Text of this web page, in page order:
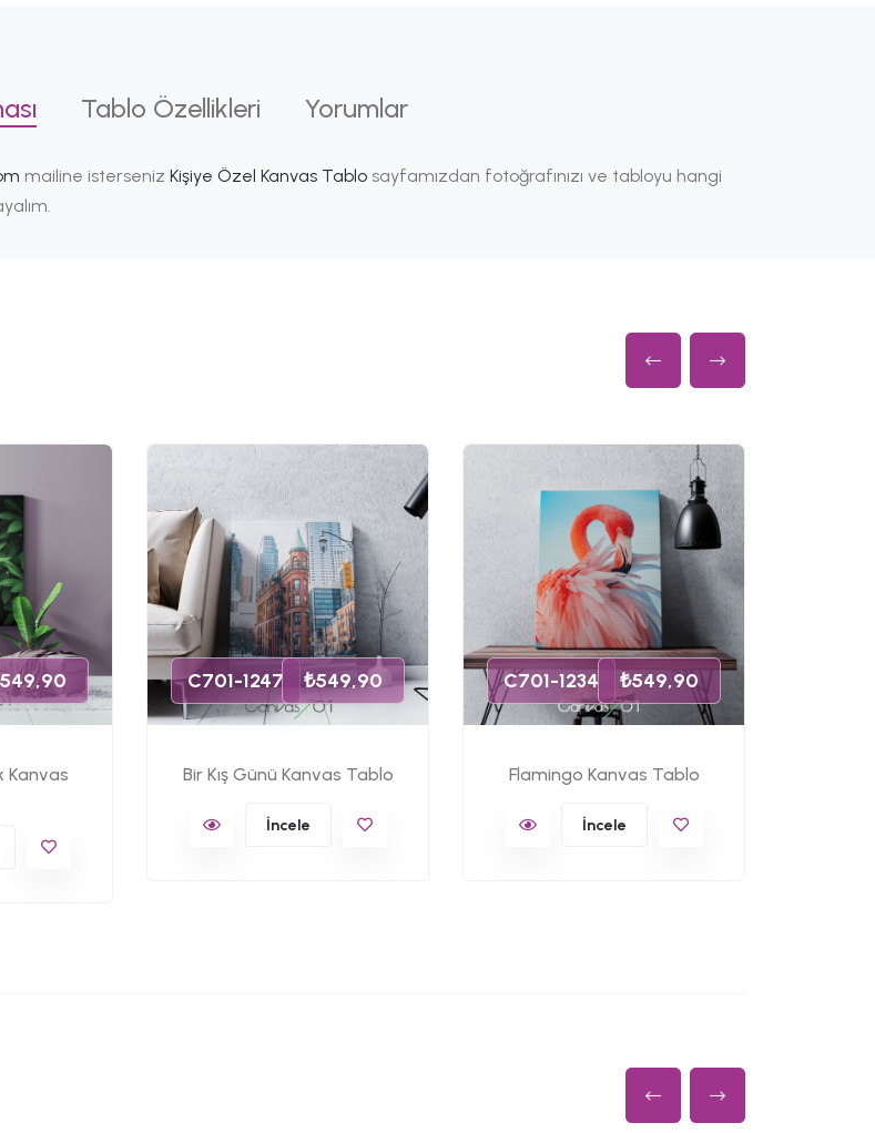
Tablo Özellikleri Yorumlar
mailine isterseniz Kişiye Özel Kanvas Tablo sayfamızdan fotoğrafınızı ve tabloyu hangi
Kanvas
C701-1247 ₺549,90
Bir Kış Günü Kanvas Tablo
İncele
C701-1234 ₺549,90
Flamingo Kanvas Tablo
İncele